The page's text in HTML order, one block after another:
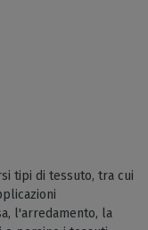
tipi di tessuto, tra cui
l'arredamento, la